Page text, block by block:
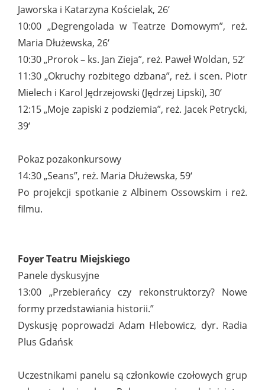
Jaworska i Katarzyna Kościelak, 26‘
10:00 „Degrengolada w Teatrze Domowym”, reż.
Maria Dłużewska, 26‘
10:30 „Prorok – ks. Jan Zieja”, reż. Paweł Woldan, 52’
11:30 „Okruchy rozbitego dzbana”, reż. i scen. Piotr
Mielech i Karol Jędrzejowski (Jędrzej Lipski), 30‘
12:15 „Moje zapiski z podziemia”, reż. Jacek Petrycki,
39‘
Pokaz pozakonkursowy
14:30 „Seans”, reż. Maria Dłużewska, 59‘
Po projekcji spotkanie z Albinem Ossowskim i reż.
filmu.
Foyer Teatru Miejskiego
Panele dyskusyjne
13:00 „Przebierańcy czy rekonstruktorzy? Nowe
formy przedstawiania historii.”
Dyskusję poprowadzi Adam Hlebowicz, dyr. Radia
Plus Gdańsk
Uczestnikami panelu są członkowie czołowych grup